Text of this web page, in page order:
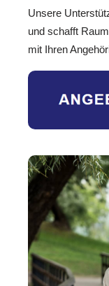
Unsere
und schafft
mit Ihren